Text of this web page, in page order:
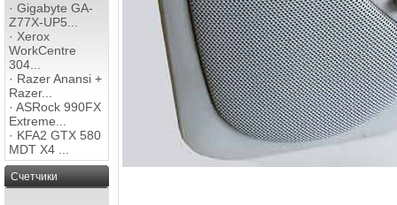
· Gigabyte GA-
Z77X-UP5...
· Xerox
WorkCentre
304...
· Razer Anansi +
Razer...
· ASRock 990FX
Extreme...
· KFA2 GTX 580
MDT X4 ...
Счетчики